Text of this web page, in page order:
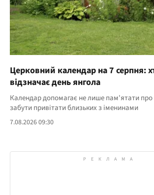
Церковний календар на 7 серпня:
відзначає день янгола
Календар допомагає не лише пам'ятати про
забути привітати близьких з іменинами
7.08.2026 09:30